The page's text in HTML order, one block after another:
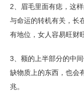
2、眉毛里面有痣，这
与命运的转机有关，长
有地位，女人容易旺财
3、额的上半部分的中
缺物质上的东西，也会
兆。